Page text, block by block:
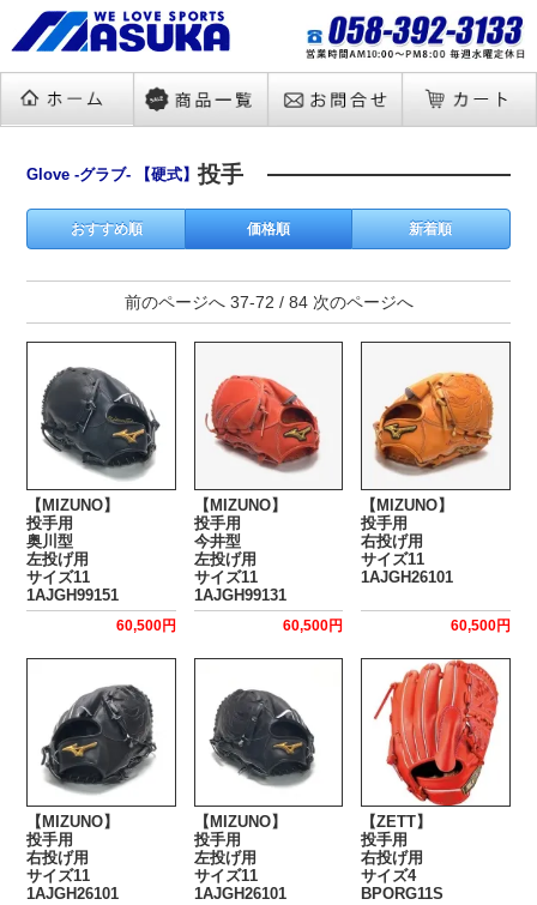
Glove -グラブ- 【硬式】投手
おすすめ順 価格順 新着順
前のページへ37-72 / 84 次のページへ
【MIZUNO】
投手用
奥川型
左投げ用
サイズ11
1AJGH99151
60,500円
【MIZUNO】
投手用
今井型
左投げ用
サイズ11
1AJGH99131
60,500円
【MIZUNO】
投手用
右投げ用
サイズ11
1AJGH26101
60,500円
【MIZUNO】
投手用
右投げ用
サイズ11
1AJGH26101
【MIZUNO】
投手用
左投げ用
サイズ11
1AJGH26101
【ZETT】
投手用
右投げ用
サイズ4
BPORG11S